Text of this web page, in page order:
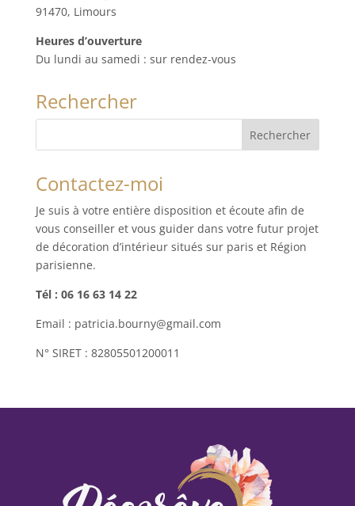
91470, Limours
Heures d’ouverture
Du lundi au samedi : sur rendez-vous
Rechercher
Contactez-moi
Je suis à votre entière disposition et écoute afin de
vous conseiller et vous guider dans votre futur projet
de décoration d’intérieur situés sur paris et Région
parisienne.
Tél : 06 16 63 14 22
Email : patricia.bourny@gmail.com
N° SIRET : 82805501200011